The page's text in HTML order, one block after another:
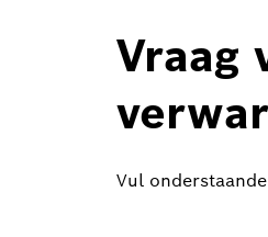
Vraag
Vul